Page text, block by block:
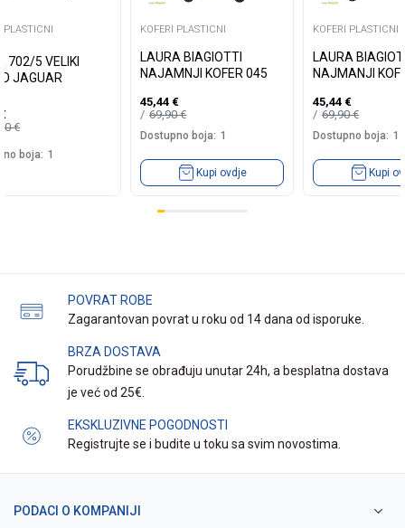
PLASTICNI
702/5 VELIKI
JAGUAR
€
€
boja: 1
KOFERI PLASTICNI
LAURA BIAGIOTTI
NAJAMNJI KOFER 045
45,44 €
69,90€
Dostupno boja: 1
Kupi ovdje
KOFERI PLASTICNI
LAURA
NAJMANJI
45,44 €
69,90€
Dostupno boja: 1
Kupi
POVRAT ROBE
Zagarantovan povrat u roku od 14 dana od isporuke.
BRZA DOSTAVA
Porudžbine se obrađuju unutar 24h, a besplatna dostava
je već od 25€.
EKSKLUZIVNE POGODNOSTI
Registrujte se i budite u toku sa svim novostima.
PODACI O KOMPANIJI